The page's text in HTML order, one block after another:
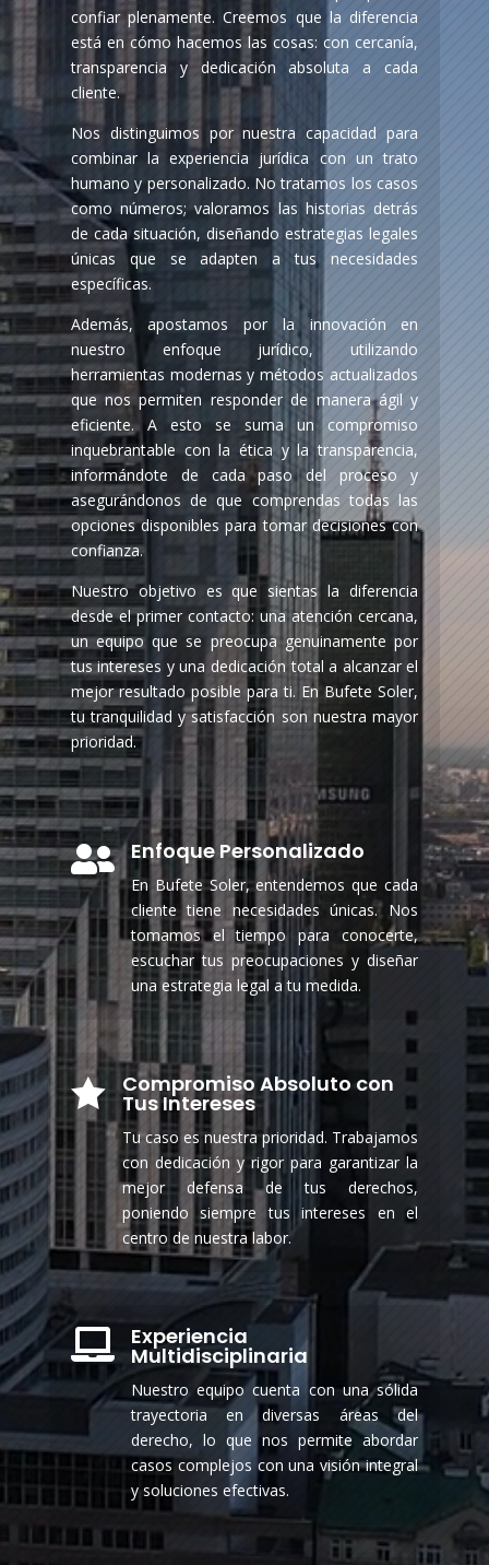
confiar plenamente. Creemos que la diferencia
está en cómo hacemos las cosas: con cercanía,
transparencia y dedicación absoluta a cada
cliente.
Nos distinguimos por nuestra capacidad para
combinar la experiencia jurídica con un trato
humano y personalizado. No tratamos los casos
como números; valoramos las historias detrás
de cada situación, diseñando estrategias legales
únicas que se adapten a tus necesidades
específicas.
Además, apostamos por la innovación en
nuestro enfoque jurídico, utilizando
herramientas modernas y métodos actualizados
que nos permiten responder de manera ágil y
eficiente. A esto se suma un compromiso
inquebrantable con la ética y la transparencia,
informándote de cada paso del proceso y
asegurándonos de que comprendas todas las
opciones disponibles para tomar decisiones con
confianza.
Nuestro objetivo es que sientas la diferencia
desde el primer contacto: una atención cercana,
un equipo que se preocupa genuinamente por
tus intereses y una dedicación total a alcanzar el
mejor resultado posible para ti. En Bufete Soler,
tu tranquilidad y satisfacción son nuestra mayor
prioridad.
 Enfoque Personalizado
En Bufete Soler, entendemos que cada
cliente tiene necesidades únicas. Nos
tomamos el tiempo para conocerte,
escuchar tus preocupaciones y diseñar
una estrategia legal a tu medida.
 Compromiso Absoluto con
Tus Intereses
Tu caso es nuestra prioridad. Trabajamos
con dedicación y rigor para garantizar la
mejor defensa de tus derechos,
poniendo siempre tus intereses en el
centro de nuestra labor.
 Experiencia
Multidisciplinaria
Nuestro equipo cuenta con una sólida
trayectoria en diversas áreas del
derecho, lo que nos permite abordar
casos complejos con una visión integral
y soluciones efectivas.